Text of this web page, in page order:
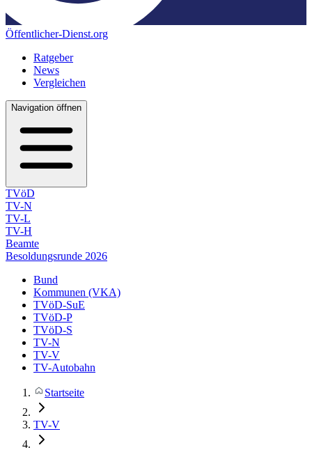
Öffentlicher-Dienst.org
Ratgeber
News
Vergleichen
Navigation öffnen
TVöD
TV-N
TV-L
TV-H
Beamte
Besoldungsrunde 2026
Bund
Kommunen (VKA)
TVöD-SuE
TVöD-P
TVöD-S
TV-N
TV-V
TV-Autobahn
Startseite
TV-V